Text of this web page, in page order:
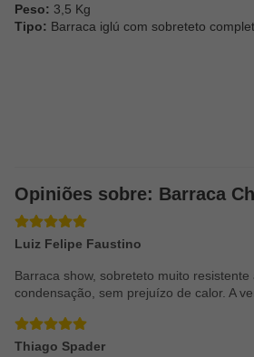
Peso: 3,5 Kg
Tipo: Barraca iglú com sobreteto
Opiniões sobre: Barraca
Luiz Felipe Faustino
Barraca show, sobreteto muito
condensação, sem prejuízo de calor. A
Thiago Spader